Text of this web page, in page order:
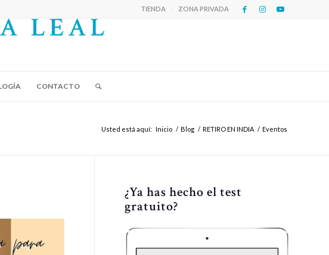
TIENDA ZONA PRIVADA
CONTACTO
Usted está aquí: Inicio / Blog / RETIRO EN INDIA / Eventos
¿Ya has hecho el test
gratuito?